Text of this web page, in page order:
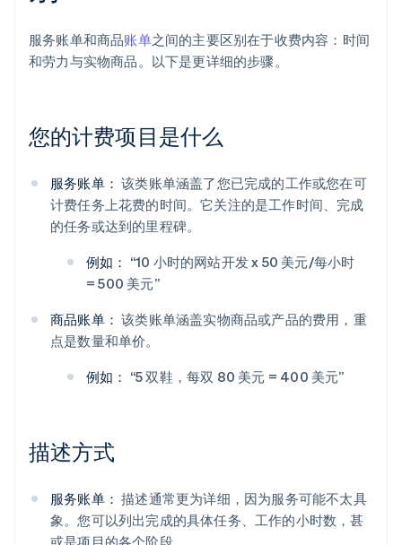
服务账单和商品账单之间的主要区别在于收费内容：时间
和劳力与实物商品。以下是更详细的步骤。
您的计费项目是什么
服务账单： 该类账单涵盖了您已完成的工作或您在可
计费任务上花费的时间。它关注的是工作时间、完成
的任务或达到的里程碑。
例如： “10 小时的网站开发 x 50 美元/每小时
= 500 美元”
商品账单： 该类账单涵盖实物商品或产品的费用，重
点是数量和单价。
例如： “5 双鞋，每双 80 美元 = 400 美元”
描述方式
服务账单： 描述通常更为详细，因为服务可能不太具
象。您可以列出完成的具体任务、工作的小时数，甚